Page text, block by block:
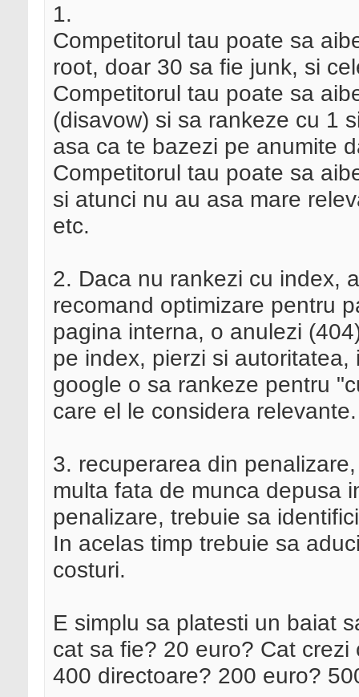
1.
Competitorul tau poate sa
root, doar 30 sa fie junk, si
Competitorul tau poate sa
(disavow) si sa rankeze cu 1
asa ca te bazezi pe anumite
Competitorul tau poate sa
si atunci nu au asa mare
etc.
2. Daca nu rankezi cu index,
recomand optimizare pentru
pagina interna, o anulezi
pe index, pierzi si
google o sa rankeze pentru
care el le considera relevante.
3. recuperarea din
multa fata de munca depusa
penalizare, trebuie sa
In acelas timp trebuie sa
costuri.
E simplu sa platesti un baiat
cat sa fie? 20 euro? Cat
400 directoare? 200 euro?